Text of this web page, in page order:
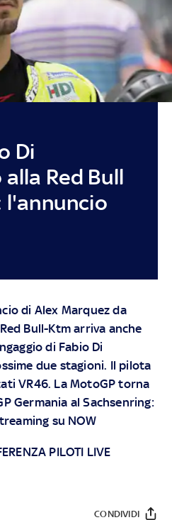
Di
Red Bull
l'annuncio
di Alex Marquez da
Bull-Ktm arriva anche
di Fabio Di
due stagioni. Il pilota
VR46. La MotoGP torna
Germania al Sachsenring:
su NOW
PILOTI LIVE
CONDIVIDI